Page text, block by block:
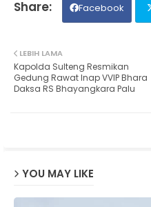
Facebook
LEBIH LAMA
Kapolda Sulteng Resmikan
Gedung Rawat Inap VVIP Bhara
Daksa RS Bhayangkara Palu
YOU MAY LIKE